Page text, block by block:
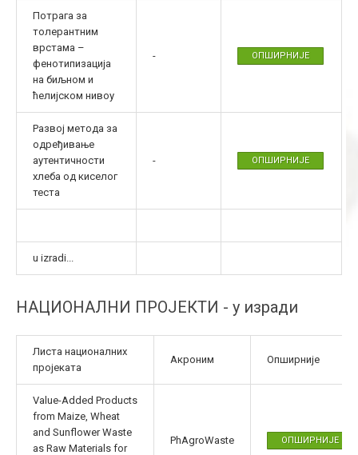
Потрага за
толерантним
врстама –
фенотипизација
на биљном и
ћелијском нивоу
- ОПШИРНИЈЕ
Развој метода за
одређивање
аутентичности
хлеба од киселог
теста
- ОПШИРНИЈЕ
u izradi...
НАЦИОНАЛНИ ПРОЈЕКТИ - у изради
Листа националних
пројеката
Акроним Опширније
Value-Added Products
from Maize, Wheat
and Sunflower Waste
as Raw Materials for
PhAgroWaste ОПШИРНИЈЕ